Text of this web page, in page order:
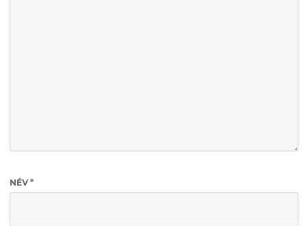
NÉV *